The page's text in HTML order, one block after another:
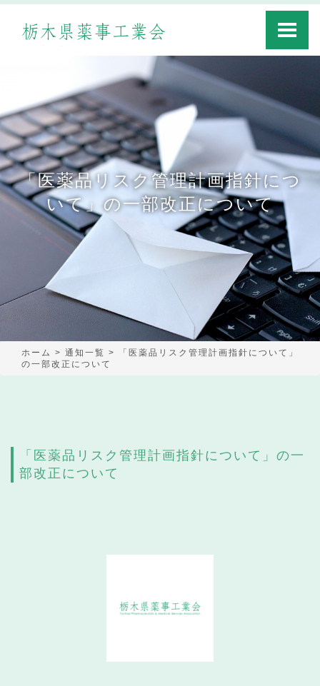
Toggle
「医薬品リスク管理計画指針につ
いて」の一部改正について
ホーム > 通知一覧 >
「医薬品リスク管理計画指針について」
の一部改正について
「医薬品リスク管理計画指針について」の一
部改正について